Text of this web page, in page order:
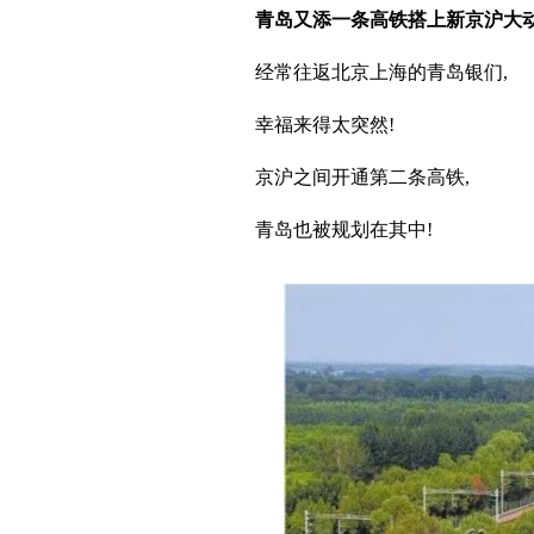
青岛又添一条高铁搭上新京沪大
经常往返北京上海的青岛银们,
幸福来得太突然!
京沪之间开通第二条高铁,
青岛也被规划在其中!